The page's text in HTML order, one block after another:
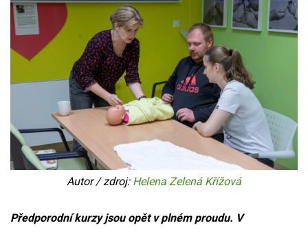
Autor / zdroj: Helena Zelená Křížová
Předporodní kurzy jsou opět v plném proudu. V